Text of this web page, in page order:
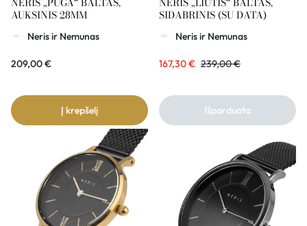
AUKSINIS 28MM
Neris ir Nemunas
209,00€
Į krepšelį
SIDABRINIS (SU DATA)
Neris ir Nemunas
167,30€ 239,00€
Išparduota